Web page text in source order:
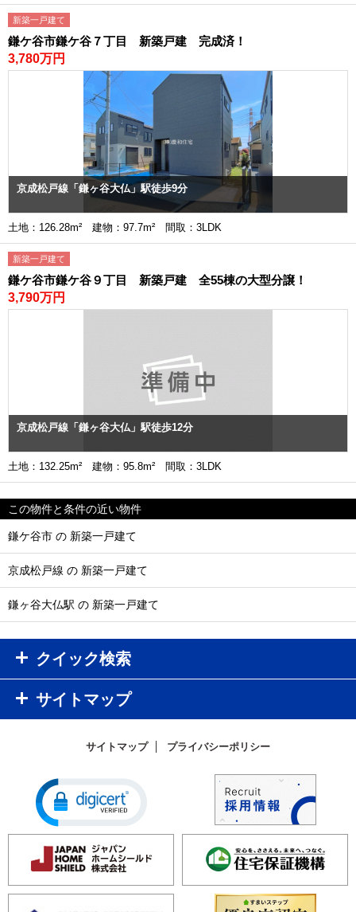
新築一戸建て
鎌ケ谷市鎌ケ谷７丁目 新築戸建 完成済！
3,780万円
京成松戸線「鎌ヶ谷大仏」駅徒歩9分
土地：126.28m² 建物：97.7m² 間取：3LDK
新築一戸建て
鎌ケ谷市鎌ケ谷９丁目 新築戸建 全55棟の大型分譲！
3,790万円
京成松戸線「鎌ヶ谷大仏」駅徒歩12分
土地：132.25m² 建物：95.8m² 間取：3LDK
この物件と条件の近い物件
鎌ケ谷市 の 新築一戸建て
京成松戸線 の 新築一戸建て
鎌ヶ谷大仏駅 の 新築一戸建て
クイック検索
サイトマップ
サイトマップ プライバシーポリシー